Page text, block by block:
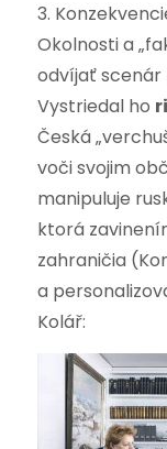
3.
Okolnosti a
odvíjať
Vystriedal ho
Česká
voči svojim
manipuluje
ktorá
zahraničia
a
Kolář: